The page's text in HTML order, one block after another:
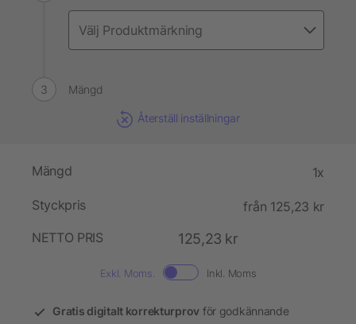
Mängd
Återställ inställningar
Mängd 1x
Styckpris
från 125,23 kr
NETTO PRIS
125,23 kr
Exkl. Moms. Inkl. Moms
Gratis digitalt korrekturprov för godkännande